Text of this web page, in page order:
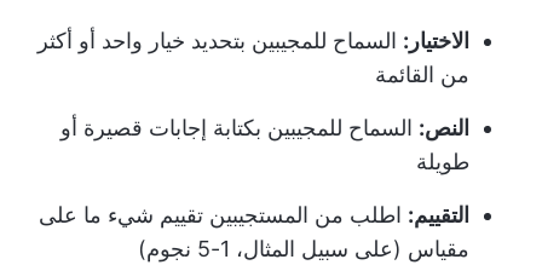
الاختيار: السماح للمجيبين بتحديد خيار واحد أو أكثر
من القائمة
النص: السماح للمجيبين بكتابة إجابات قصيرة أو
طويلة
التقييم: اطلب من المستجيبين تقييم شيء ما على
مقياس (على سبيل المثال، 1-5 نجوم)